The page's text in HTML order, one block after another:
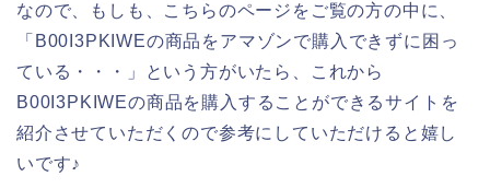
なので、もしも、こちらのページをご覧の方の中に、
「B00I3PKIWEの商品をアマゾンで購入できずに困っ
ている・・・」という方がいたら、これから
B00I3PKIWEの商品を購入することができるサイトを
紹介させていただくので参考にしていただけると嬉し
いです♪